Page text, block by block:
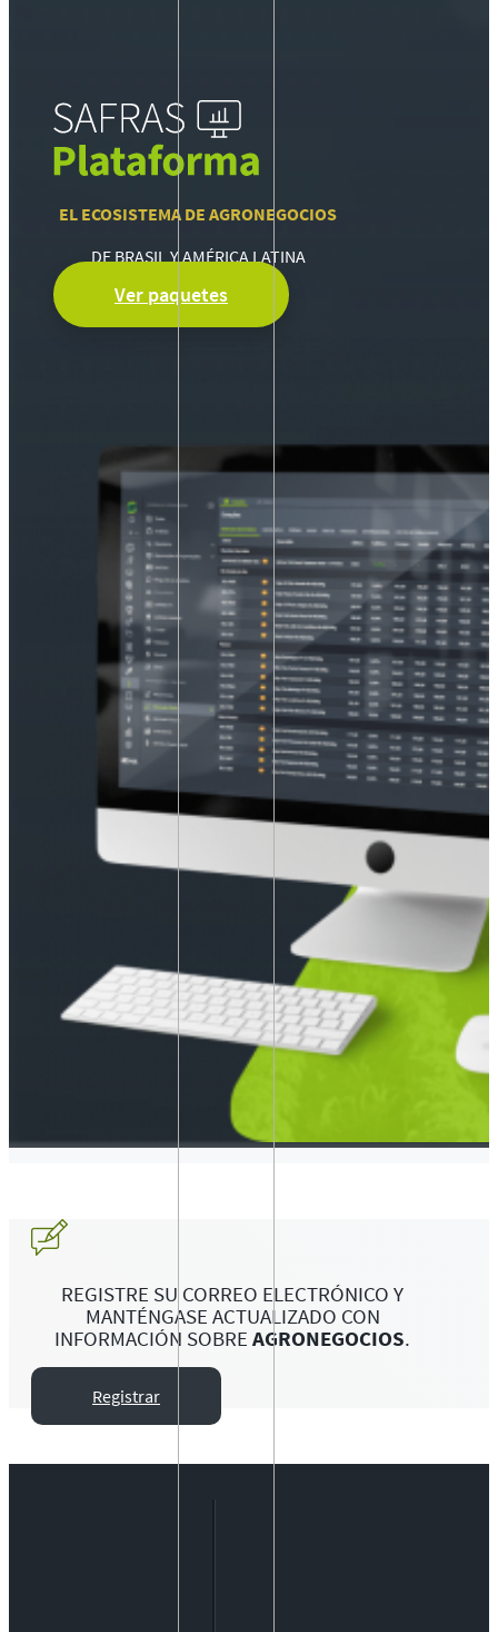
EL ECOSISTEMA DE AGRONEGOCIOS
DE BRASIL Y AMÉRICA LATINA
Ver paquetes
REGISTRE SU CORREO ELECTRÓNICO Y
MANTÉNGASE ACTUALIZADO CON
INFORMACIÓN SOBRE AGRONEGOCIOS.
Registrar